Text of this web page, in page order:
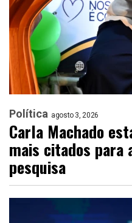
Política agosto 3, 2026
Carla Machado
mais citados para
pesquisa